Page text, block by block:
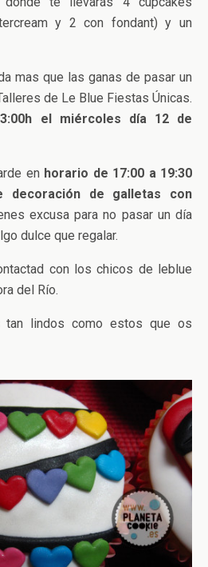
y 2 con fondant) y un
mas que las ganas de pasar un
de Le Blue Fiestas Únicas.
el miércoles día 12 de
en horario de 17:00 a 19:30
decoración de galletas con
excusa para no pasar un día
dulce que regalar.
con los chicos de leblue
del Río.
tan lindos como estos que os